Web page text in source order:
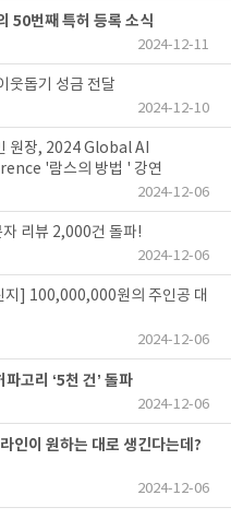
50번째 특허 등록 소식
2024-12-11
웃돕기 성금 전달
2024-12-10
원장, 2024 Global AI
'람스의 방법 ' 강연
2024-12-06
리뷰 2,000건 돌파!
2024-12-06
지] 100,000,000원의 주인공 대
2024-12-06
고리 ‘5천 건’ 돌파
2024-12-06
인이 원하는 대로 생긴다는데?
2024-12-06